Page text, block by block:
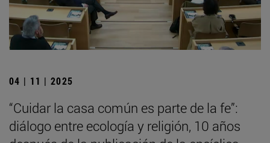
04 | 11 | 2025
“Cuidar la casa común es parte de la fe”:
diálogo entre ecología y religión, 10 años